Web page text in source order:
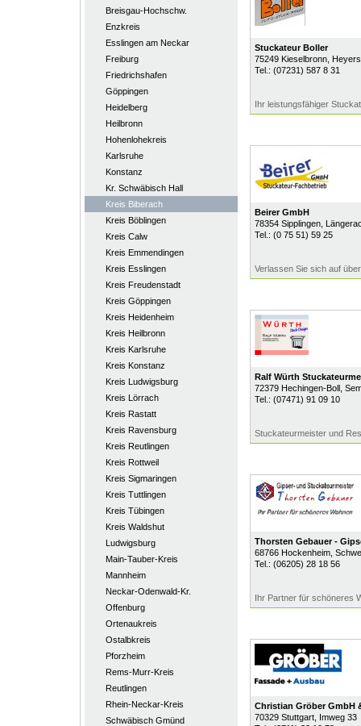
Breisgau-Hochschw.
Enzkreis
Esslingen am Neckar
Freiburg
Friedrichshafen
Göppingen
Heidelberg
Heilbronn
Hohenlohekreis
Karlsruhe
Konstanz
Kr. Schwäbisch Hall
Kreis Biberach
Kreis Böblingen
Kreis Calw
Kreis Emmendingen
Kreis Esslingen
Kreis Freudenstadt
Kreis Göppingen
Kreis Heidenheim
Kreis Heilbronn
Kreis Karlsruhe
Kreis Konstanz
Kreis Ludwigsburg
Kreis Lörrach
Kreis Rastatt
Kreis Ravensburg
Kreis Reutlingen
Kreis Rottweil
Kreis Sigmaringen
Kreis Tuttlingen
Kreis Tübingen
Kreis Waldshut
Ludwigsburg
Main-Tauber-Kreis
Mannheim
Neckar-Odenwald-Kr.
Offenburg
Ortenaukreis
Ostalbkreis
Pforzheim
Rems-Murr-Kreis
Reutlingen
Rhein-Neckar-Kreis
Schwäbisch Gmünd
Stuckateur Boller
75249 Kieselbronn,
Tel.: (07231) 587 8 31
Ihr leistungsfähiger
Beirer GmbH
78354 Sipplingen,
Tel.: (0 75 51) 59 25
Verlassen Sie sich auf
Ralf Würth
72379 Hechingen-Boll,
Tel.: (07471) 91 09 10
Stuckateurmeister und
Thorsten Gebauer -
68766 Hockenheim,
Tel.: (06205) 28 18 56
Ihr Partner für schöneres
Christian Gröber GmbH
70329 Stuttgart, Imweg 33